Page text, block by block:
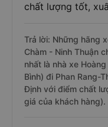
chất lượng tốt,
Trả lời: Những hãng
Chàm - Ninh Thuận
nhất là nhà xe
Bình) đi Phan Rang-
Định với điểm chất
giá của khách hàng).